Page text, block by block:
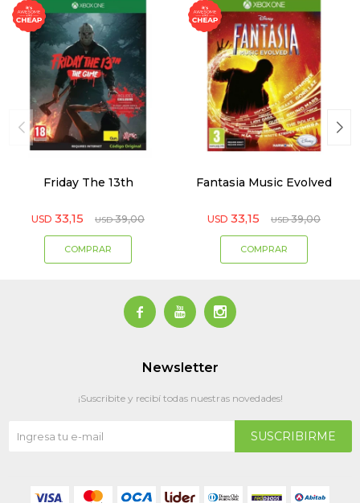
Friday The 13th
USD 33,15 USD 39,00
Fantasia Music Evolved
USD 33,15 USD 39,00
  
Newsletter
¡Suscribite y recibí todas nuestras novedades!
SUSCRIBIRME